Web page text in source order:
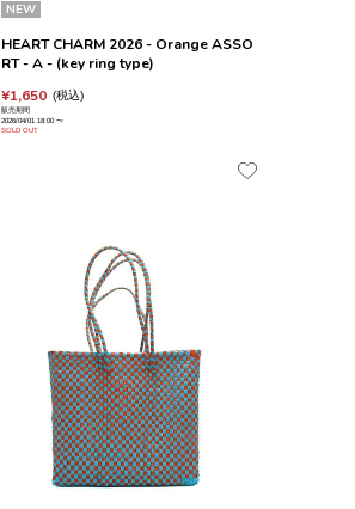
NEW
HEART CHARM 2026 - Orange ASSO
RT - A - (key ring type)
¥1,650 税込
販売期間
2026/04/01 18:00 〜
SOLD OUT